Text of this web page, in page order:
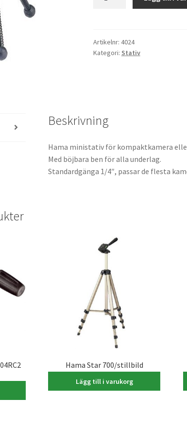
Artikelnr: 4024
Kategori: Stativ
Beskrivning
Hama ministativ för kompaktkamera
Med böjbara ben för alla underlag.
Standardgänga 1/4″, passar de flesta
Hama Star 700/stillbild
395,00kr
Lägg till i varukorg